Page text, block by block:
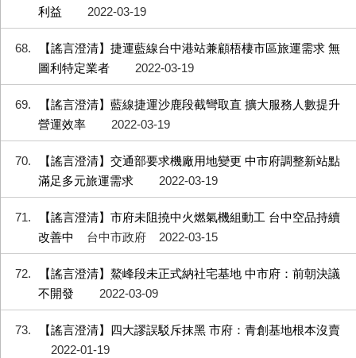
利益
2022-03-19
68
【謠言澄清】捷運藍線台中港站兼顧梧棲市區旅運需求 無
圖利特定業者
2022-03-19
69
【謠言澄清】藍線捷運沙鹿段截彎取直 擴大服務人數提升
營運效率
2022-03-19
70
【謠言澄清】交通部要求機廠用地變更 中市府調整新站點
滿足多元旅運需求
2022-03-19
71
【謠言澄清】市府未阻撓中火燃氣機組動工 台中空品持續
改善中
台中市政府 2022-03-15
72
【謠言澄清】鰲峰段未正式納社宅基地 中市府：前朝決議
不開發
2022-03-09
73
【謠言澄清】四大謬誤駁斥抹黑 市府：青創基地根本沒賣
2022-01-19